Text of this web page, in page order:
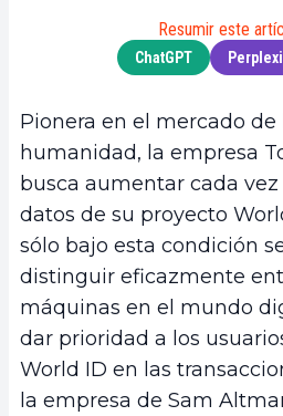
Resumir este
ChatGPT
Pionera en el mercado
humanidad, la empresa
busca aumentar cada
datos de su proyecto
sólo bajo esta condición
distinguir eficazmente
máquinas en el mundo
dar prioridad a los
World ID en las
la empresa de Sam